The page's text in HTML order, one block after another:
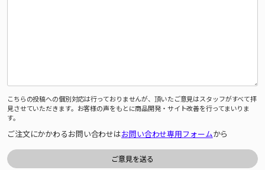
こちらの投稿への個別対応は行っておりませんが、頂いたご意見はスタッフがすべて拝
見させていただきます。お客様の声をもとに商品開発・サイト改善を行ってまいりま
す。
ご注文にかかわるお問い合わせはお問い合わせ専用フォームから